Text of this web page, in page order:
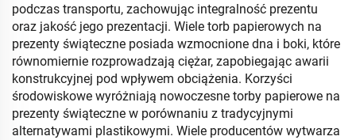
podczas transportu, zachowując integralność prezentu
oraz jakość jego prezentacji. Wiele torb papierowych na
prezenty świąteczne posiada wzmocnione dna i boki, które
równomiernie rozprowadzają ciężar, zapobiegając awarii
konstrukcyjnej pod wpływem obciążenia. Korzyści
środowiskowe wyróżniają nowoczesne torby papierowe na
prezenty świąteczne w porównaniu z tradycyjnymi
alternatywami plastikowymi. Wiele producentów wytwarza